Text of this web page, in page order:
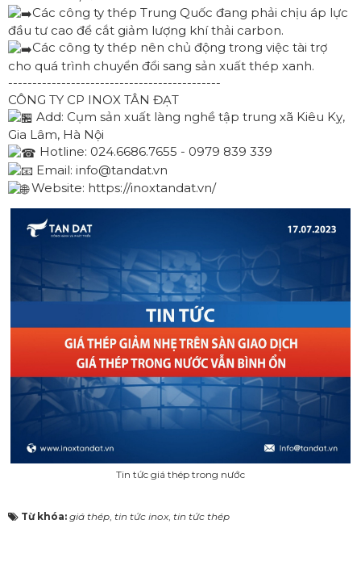
Các công ty thép Trung Quốc đang phải chịu áp lực
đầu tư cao để cắt giảm lượng khí thải carbon.
Các công ty thép nên chủ động trong việc tài trợ
cho quá trình chuyển đổi sang sản xuất thép xanh.
--------------------------------------------
CÔNG TY CP INOX TÂN ĐẠT
Add: Cụm sản xuất làng nghề tập trung xã Kiêu Kỵ,
Gia Lâm, Hà Nội
Hotline: 024.6686.7655 - 0979 839 339
Email: info@tandat.vn
Website: https://inoxtandat.vn/
Tin tức giá thép trong nước
Từ khóa: giá thép, tin tức inox, tin tức thép